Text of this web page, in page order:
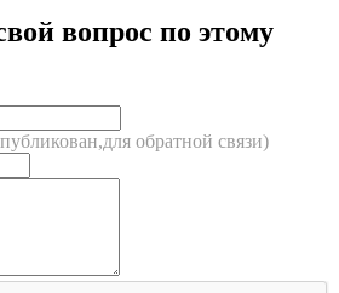
вопрос по этому
обратной связи)